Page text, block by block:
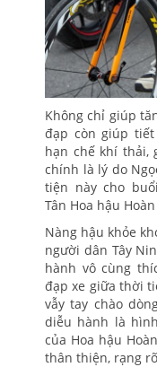
Không chỉ giúp
đạp còn giúp
hạn chế khí thải,
chính là lý do
tiện này cho
Tân Hoa hậu
Nàng hậu khỏe
người dân Tây
hành vô cùng
đạp xe giữa thời
vẫy tay chào
diễu hành là
của Hoa hậu
thân thiện, rạng